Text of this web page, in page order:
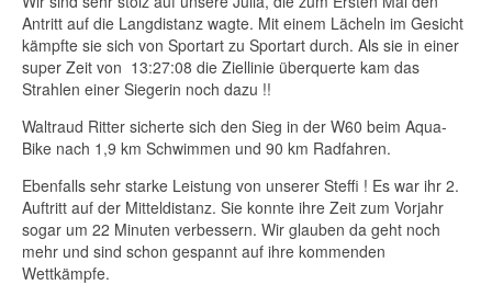
Antritt auf die Langdistanz wagte. Mit einem Lächeln im Gesicht
kämpfte sie sich von Sportart zu Sportart durch. Als sie in einer
super Zeit von 13:27:08 die Ziellinie überquerte kam das
Strahlen einer Siegerin noch dazu !!
Waltraud Ritter sicherte sich den Sieg in der W60 beim Aqua-
Bike nach 1,9 km Schwimmen und 90 km Radfahren.
Ebenfalls sehr starke Leistung von unserer Steffi ! Es war ihr 2.
Auftritt auf der Mitteldistanz. Sie konnte ihre Zeit zum Vorjahr
sogar um 22 Minuten verbessern. Wir glauben da geht noch
mehr und sind schon gespannt auf ihre kommenden
Wettkämpfe.